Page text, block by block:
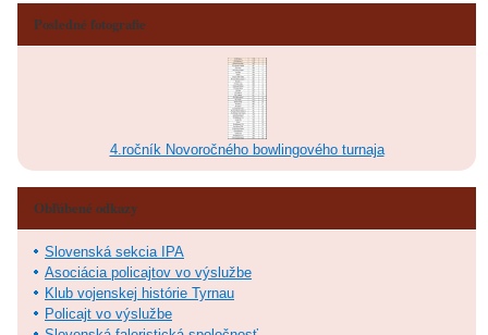
Posledné fotografie
4.ročník Novoročného bowlingového turnaja
Obľúbené odkazy
Slovenská sekcia IPA
Asociácia policajtov vo výslužbe
Klub vojenskej histórie Tyrnau
Policajt vo výslužbe